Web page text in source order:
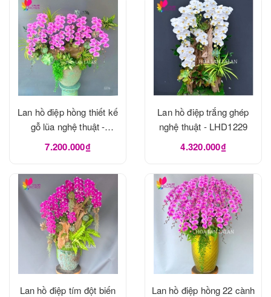
Lan hồ điệp hồng thiết kế
gỗ lũa nghệ thuật -
LHD1273
7.200.000₫
Lan hồ điệp trắng ghép
nghệ thuật - LHD1229
4.320.000₫
Lan hồ điệp tím đột biến
Lan hồ điệp hồng 22 cành